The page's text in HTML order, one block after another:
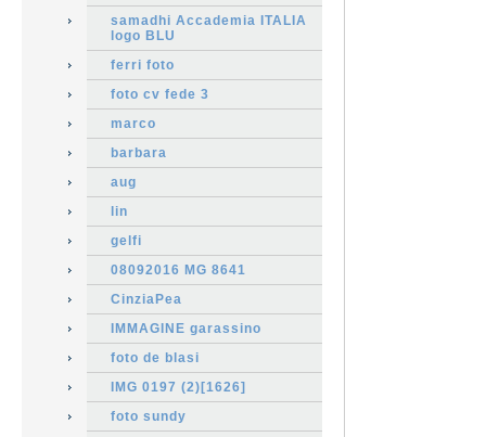
samadhi Accademia ITALIA
logo BLU
ferri foto
foto cv fede 3
marco
barbara
aug
lin
gelfi
08092016 MG 8641
CinziaPea
IMMAGINE garassino
foto de blasi
IMG 0197 (2)[1626]
foto sundy